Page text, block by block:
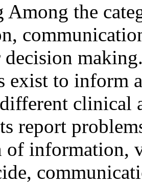
Among the
exist to inform
clinical
report
of information,